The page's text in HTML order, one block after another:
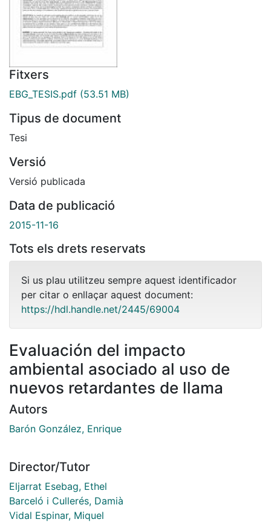
Fitxers
EBG_TESIS.pdf (53.51 MB)
Tipus de document
Tesi
Versió
Versió publicada
Data de publicació
2015-11-16
Tots els drets reservats
Si us plau utilitzeu sempre aquest identificador
per citar o enllaçar aquest document:
https://hdl.handle.net/2445/69004
Evaluación del impacto
ambiental asociado al uso de
nuevos retardantes de llama
Autors
Barón González, Enrique
Director/Tutor
Eljarrat Esebag, Ethel
Barceló i Cullerés, Damià
Vidal Espinar, Miquel